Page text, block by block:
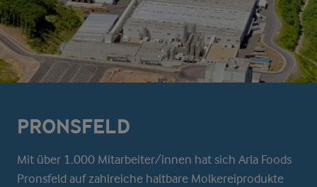
PRONSFELD
Mit über 1.000 Mitarbeiter/innen hat sich Arla Foods
Pronsfeld auf zahlreiche haltbare Molkereiprodukte